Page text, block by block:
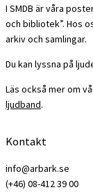
I SMDB är våra
och bibliotek”. Hos
arkiv och samlingar.
Du kan lyssna på
Läs också mer om
ljudband.
Kontakt
info@arbark.se
(+46) 08-412 39 00